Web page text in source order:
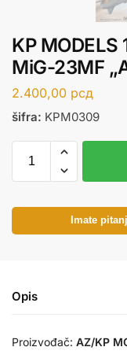
KP
MiG-23MF
2.400,00 рсд
šifra: KPM0309
Imate
Opis
Proizvođač: AZ/KP